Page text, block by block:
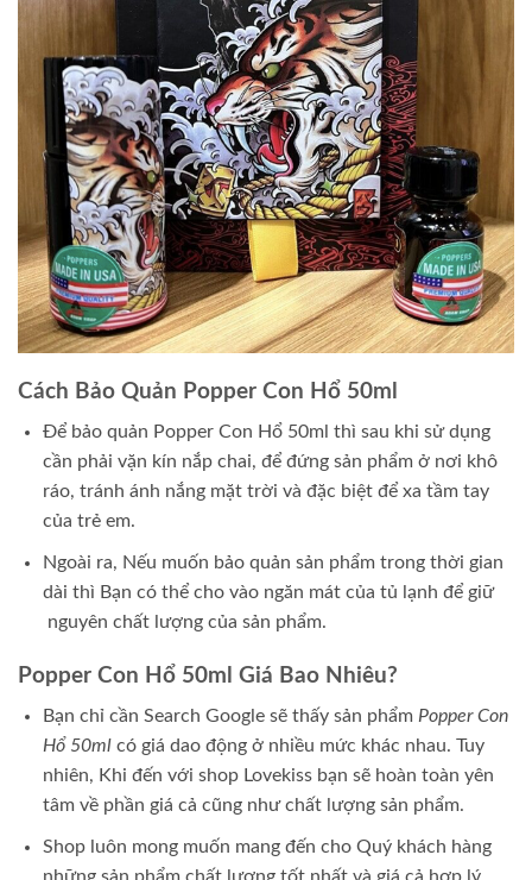
Cách Bảo Quản Popper Con Hổ 50ml
Để bảo quản Popper Con Hổ 50ml thì sau khi sử dụng
cần phải vặn kín nắp chai, để đứng sản phẩm ở nơi khô
ráo, tránh ánh nắng mặt trời và đặc biệt để xa tầm tay
của trẻ em.
Ngoài ra, Nếu muốn bảo quản sản phẩm trong thời gian
dài thì Bạn có thể cho vào ngăn mát của tủ lạnh để giữ
nguyên chất lượng của sản phẩm.
Popper Con Hổ 50ml Giá Bao Nhiêu?
Bạn chỉ cần Search Google sẽ thấy sản phẩm Popper Con
Hổ 50mlcó giá dao động ở nhiều mức khác nhau. Tuy
nhiên, Khi đến với shop Lovekiss bạn sẽ hoàn toàn yên
tâm về phần giá cả cũng như chất lượng sản phẩm.
Shop luôn mong muốn mang đến cho Quý khách hàng
những sản phẩm chất lượng tốt nhất và giá cả hợp lý